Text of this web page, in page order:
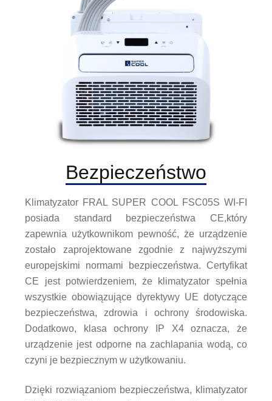
Bezpieczeństwo
Klimatyzator FRAL SUPER COOL FSC05S WI-FI
posiada standard bezpieczeństwa CE,który
zapewnia użytkownikom pewność, że urządzenie
zostało zaprojektowane zgodnie z najwyższymi
europejskimi normami bezpieczeństwa. Certyfikat
CE jest potwierdzeniem, że klimatyzator spełnia
wszystkie obowiązujące dyrektywy UE dotyczące
bezpieczeństwa, zdrowia i ochrony środowiska.
Dodatkowo, klasa ochrony IP X4 oznacza, że
urządzenie jest odporne na zachlapania wodą, co
czyni je bezpiecznym w użytkowaniu.
Dzięki rozwiązaniom bezpieczeństwa, klimatyzator